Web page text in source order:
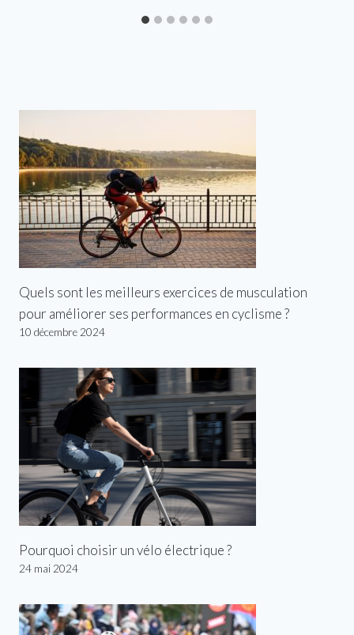
Quels sont les meilleurs exercices de musculation
pour améliorer ses performances en cyclisme ?
10 décembre 2024
Pourquoi choisir un vélo électrique ?
24 mai 2024